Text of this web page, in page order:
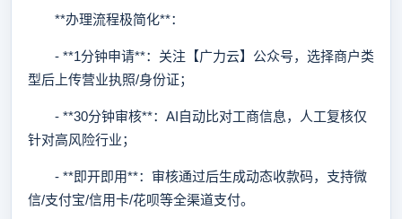
**办理流程极简化**：
- **1分钟申请**：关注【广力云】公众号，选择商户类
型后上传营业执照/身份证；
- **30分钟审核**：AI自动比对工商信息，人工复核仅
针对高风险行业；
- **即开即用**：审核通过后生成动态收款码，支持微
信/支付宝/信用卡/花呗等全渠道支付。